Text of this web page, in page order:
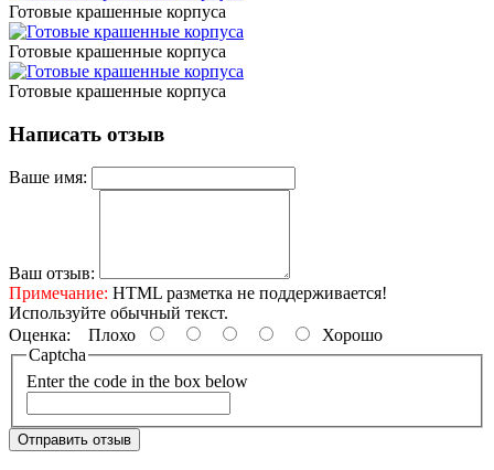
Готовые крашенные корпуса
Готовые крашенные корпуса
Готовые крашенные корпуса
Написать отзыв
Ваше имя:
Ваш отзыв:
Примечание: HTML разметка не поддерживается!
Используйте обычный текст.
Оценка: Плохо
Хорошо
Captcha
Enter the code in the box below
Отправить отзыв